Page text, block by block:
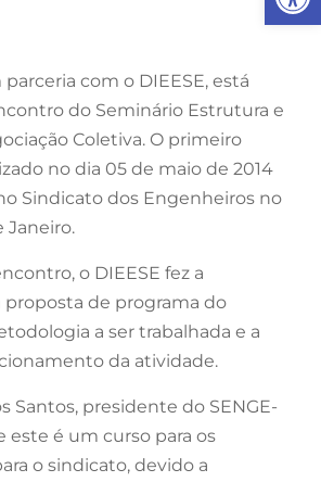
parceria com o DIEESE, está
do Seminário Estrutura e
Coletiva. O primeiro
no dia 05 de maio de 2014
Sindicato dos Engenheiros no
Janeiro.
o DIEESE fez a
proposta de programa do
a ser trabalhada e a
da atividade.
Santos, presidente do SENGE-
este é um curso para os
o sindicato, devido a